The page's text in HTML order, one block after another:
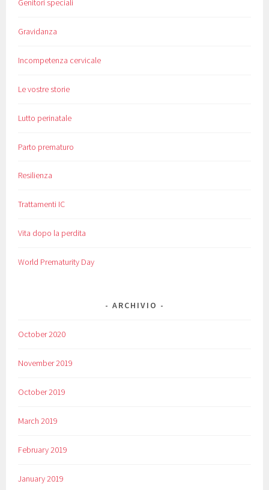
Genitori speciali
Gravidanza
Incompetenza cervicale
Le vostre storie
Lutto perinatale
Parto prematuro
Resilienza
Trattamenti IC
Vita dopo la perdita
World Prematurity Day
ARCHIVIO
October 2020
November 2019
October 2019
March 2019
February 2019
January 2019